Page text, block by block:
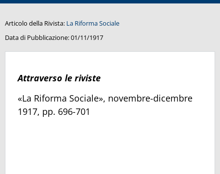
Articolo della Rivista: La Riforma Sociale
Data di Pubblicazione:01/11/1917
Attraverso le riviste
«La Riforma Sociale», novembre-dicembre
1917, pp. 696-701